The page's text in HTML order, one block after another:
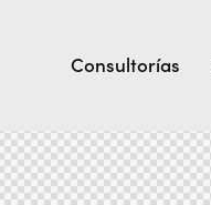
Consultorías